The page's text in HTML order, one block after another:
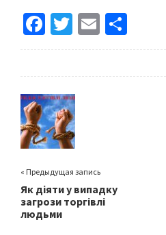
Fa
ce
o
o
k
T
wi
er
E
m h
« Предыдущая запись
Як діяти у випадку
загрози торгівлі
людьми